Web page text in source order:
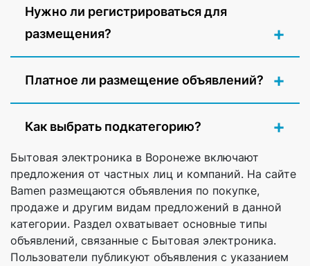
Нужно ли регистрироваться для
размещения?
Платное ли размещение объявлений?
Как выбрать подкатегорию?
Бытовая электроника в Воронеже включают
предложения от частных лиц и компаний. На сайте
Bamen размещаются объявления по покупке,
продаже и другим видам предложений в данной
категории. Раздел охватывает основные типы
объявлений, связанные с Бытовая электроника.
Пользователи публикуют объявления с указанием